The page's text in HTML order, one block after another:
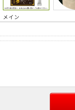
メイン